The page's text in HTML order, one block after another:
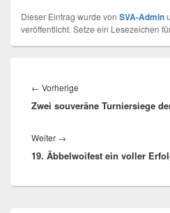
Dieser Eintrag wurde von SVA-Admin
veröffentlicht. Setze ein Lesezeichen
← Vorherige
Beitrag:
Zwei souveräne Turniersiege
Weiter →
Beitrag:
19. Äbbelwoifest ein voller